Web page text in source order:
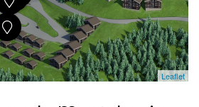
Leaflet